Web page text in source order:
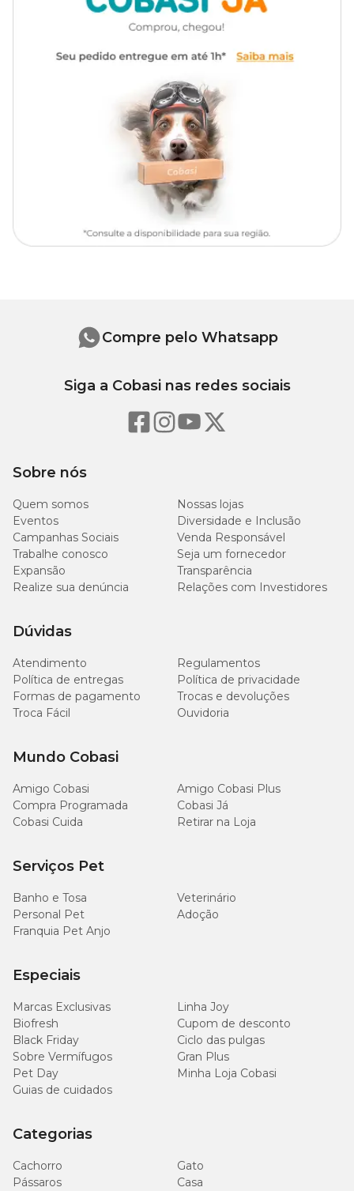
Sobre nós
Quem somos
Nossas lojas
Eventos
Diversidade e Inclusão
Campanhas Sociais
Venda Responsável
Trabalhe conosco
Seja um fornecedor
Expansão
Transparência
Realize sua denúncia
Relações com Investidores
Dúvidas
Atendimento
Regulamentos
Política de entregas
Política de privacidade
Formas de pagamento
Trocas e devoluções
Troca Fácil
Ouvidoria
Mundo Cobasi
Amigo Cobasi
Amigo Cobasi Plus
Compra Programada
Cobasi Já
Cobasi Cuida
Retirar na Loja
Serviços Pet
Banho e Tosa
Veterinário
Personal Pet
Adoção
Franquia Pet Anjo
Especiais
Marcas Exclusivas
Linha Joy
Biofresh
Cupom de desconto
Black Friday
Ciclo das pulgas
Sobre Vermífugos
Gran Plus
Pet Day
Minha Loja Cobasi
Guias de cuidados
Categorias
Cachorro
Gato
Pássaros
Casa
Compre pelo Whatsapp
Siga a Cobasi nas redes sociais